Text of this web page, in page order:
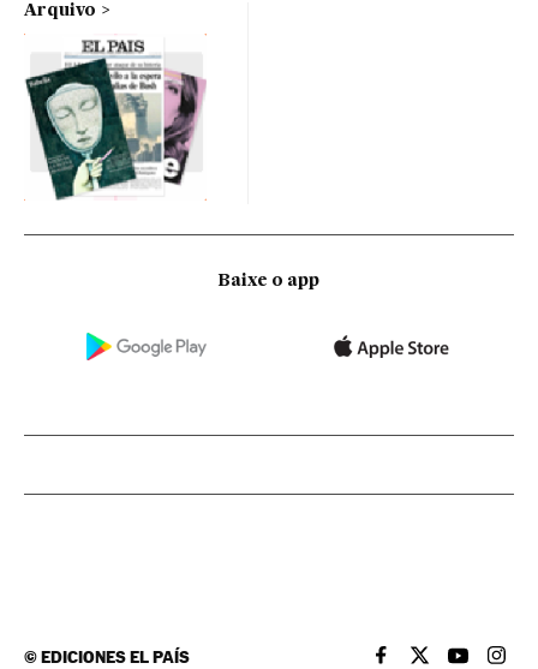
Arquivo
Baixe o app
©EDICIONES EL PAÍS EL PAÍS BRASIL EN
EL PAÍSEL PAÍS
EL